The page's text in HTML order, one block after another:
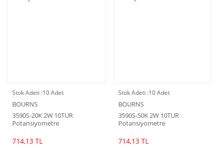
Stok Adeti :10 Adet
BOURNS
3590S-20K 2W 10TUR
Potansiyometre
714,13 TL
Stok Adeti :10 Adet
BOURNS
3590S-50K 2W 10TUR
Potansiyometre
714,13 TL